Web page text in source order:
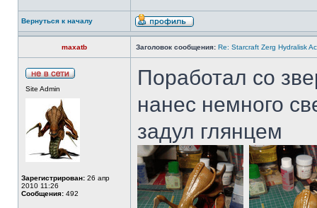
Вернуться к началу
maxatb Заголовок сообщения: Re: Starcraft Zerg Hydralisk
Site Admin
Зарегистрирован: 26 апр
2010 11:26
Сообщения: 492
Поработал со
нанес немного
задул глянцем